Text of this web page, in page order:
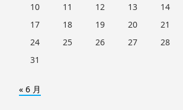
10
11 12 13 14
17
18 19 20 21
24
25 26 27 28
31
« 6 月